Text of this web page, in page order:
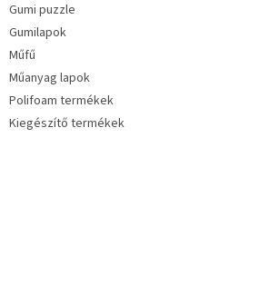
Gumi puzzle
Gumilapok
Műfű
Műanyag lapok
Polifoam termékek
Kiegészítő termékek